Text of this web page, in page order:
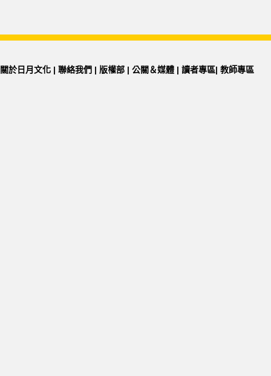
關於日月文化 | 聯絡我們 | 版權部 | 公關＆媒體 | 讀者專區| 教師專區